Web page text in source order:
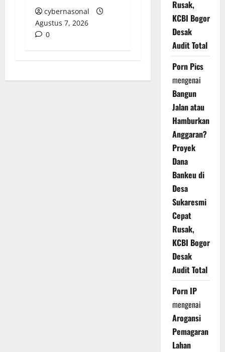
cybernasonal
Agustus 7, 2026
0
Rusak,
KCBI Bogor
Desak
Audit Total
Porn Pics
mengenai
Bangun
Jalan atau
Hamburkan
Anggaran?
Proyek
Dana
Bankeu di
Desa
Sukaresmi
Cepat
Rusak,
KCBI Bogor
Desak
Audit Total
Porn IP
mengenai
Arogansi
Pemagaran
Lahan